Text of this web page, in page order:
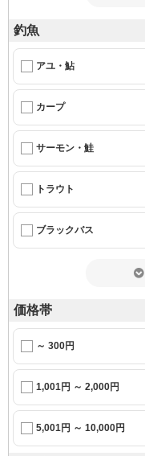
釣魚
アユ・鮎
カープ
サーモン・鮭
トラウト
ブラックバス
価格帯
～ 300円
1,001円 ～ 2,000円
5,001円 ～ 10,000円